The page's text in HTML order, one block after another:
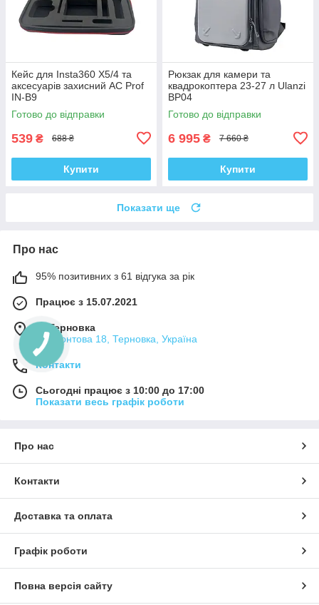
Кейс для Insta360 X5/4 та
аксесуарів захисний AC Prof
IN-B9
Готово до відправки
539 ₴ 688 ₴
Купити
Рюкзак для камери та
квадрокоптера 23-27 л Ulanzi
BP04
Готово до відправки
6 995 ₴ 7 660 ₴
Купити
Показати ще
Про нас
95% позитивних з 61 відгука за рік
Працює з 15.07.2021
м. Терновка
Лермонтова 18, Терновка, Україна
Контакти
Сьогодні працює з 10:00 до 17:00
Показати весь графік роботи
Про нас
Контакти
Доставка та оплата
Графік роботи
Повна версія сайту